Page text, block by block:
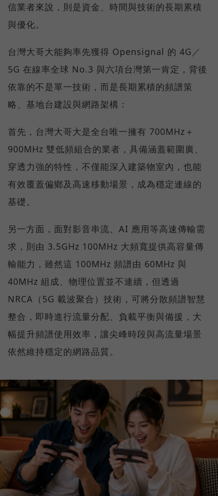
信業者來說，則是資金、時間與技術的長期累積
與優化。
台灣大哥大能夠率先獲得 Opensignal 的 4G／
5G 在線率全球 No.3 與六項台灣第一肯定，背後
依靠的不是單一技術，而是長期累積的頻譜策
略、基地台建設與網路架構：
首先，台灣大哥大是全台唯一擁有 700MHz＋
900MHz 雙低頻組合的業者，具備涵蓋範圍廣、
穿透力強的特性，不僅能深入建築物室內，也能
有效覆蓋偏鄉及高速移動場景，成為穩定連線的
基礎。
另一方面，面對影音串流、AI 應用等高速傳輸需
求，則由 3.5GHz 100MHz 大頻寬提供高容量傳
輸能力，雖然這 100MHz 頻譜由 60MHz 與
40MHz 組成、物理位置並不連續，但透過
NRCA（5G 載波聚合）技術，可將分散頻譜智慧
整合，即時進行流量分配、負載平衡與備援，大
幅提升頻譜使用效率，讓尖峰時段與高流量場景
依然維持穩定的網路品質。